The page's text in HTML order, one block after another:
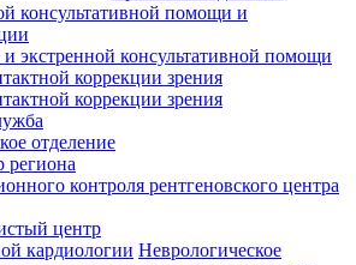
консультативной помощи и
экстренной консультативной помощи
коррекции зрения
коррекции зрения
отделение
региона
контроля рентгеновского центра
центр
кардиологии Неврологическое